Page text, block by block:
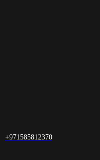
+971585812370